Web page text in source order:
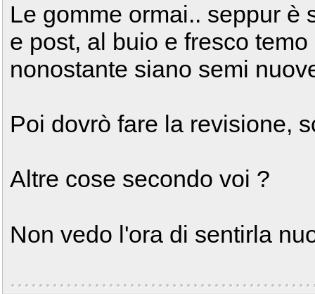
Le gomme ormai.. seppur è
e post, al buio e fresco
nonostante siano semi
Poi dovrò fare la revisione,
Altre cose secondo voi ?
Non vedo l'ora di sentirla